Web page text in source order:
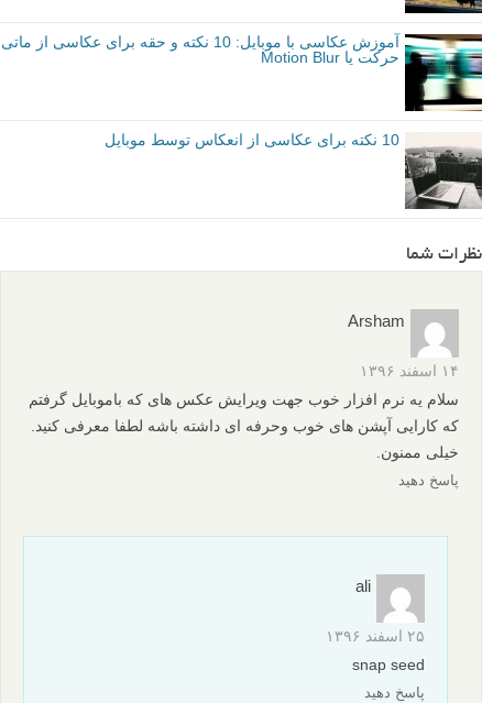
آموزش عکاسی با موبایل: 10 نکته و حقه برای عکاسی از ماتی
حرکت یا Motion Blur
10 نکته برای عکاسی از انعکاس توسط موبایل
نظرات شما
Arsham
۱۴ اسفند ۱۳۹۶
سلام یه نرم افزار خوب جهت ویرایش عکس های که باموبایل گرفتم
که کارایی آپشن های خوب وحرفه ای داشته باشه لطفا معرفی کنید.
خیلی ممنون.
پاسخ دهید
ali
۲۵ اسفند ۱۳۹۶
snap seed
پاسخ دهید